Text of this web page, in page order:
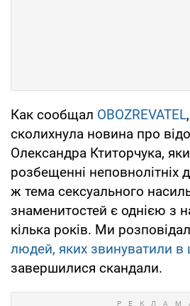
Как сообщал OBOZREVATEL
сколихнула новина про
Олександра Ктиторчука,
розбещенні неповнолітніх
ж тема сексуального
знаменитостей є однією з
кілька років. Ми
людей, яких звинуватили в
завершилися скандали.